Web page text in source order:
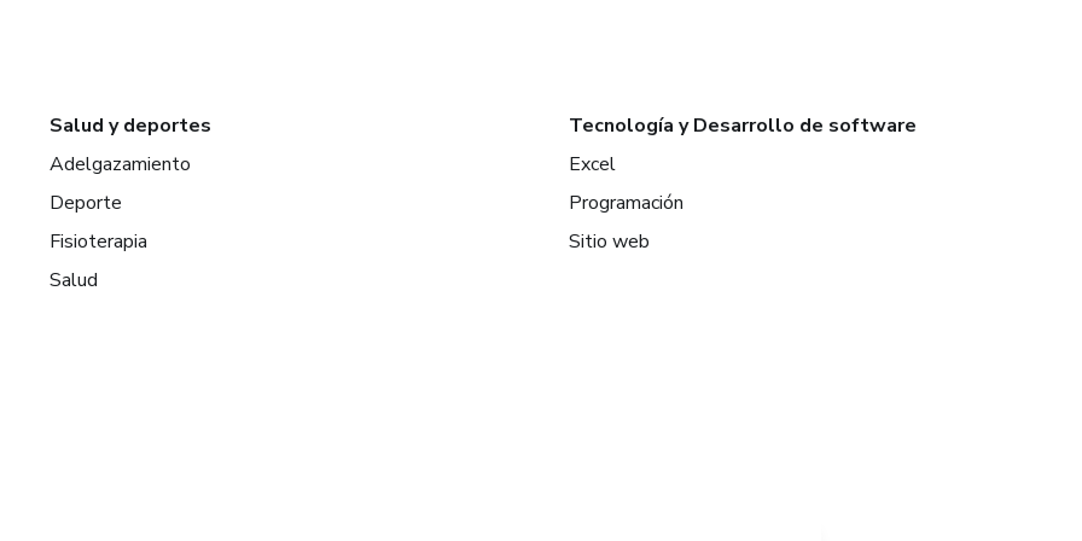
Salud y deportes
Adelgazamiento
Deporte
Fisioterapia
Salud
Tecnología y Desarrollo de software
Excel
Programación
Sitio web